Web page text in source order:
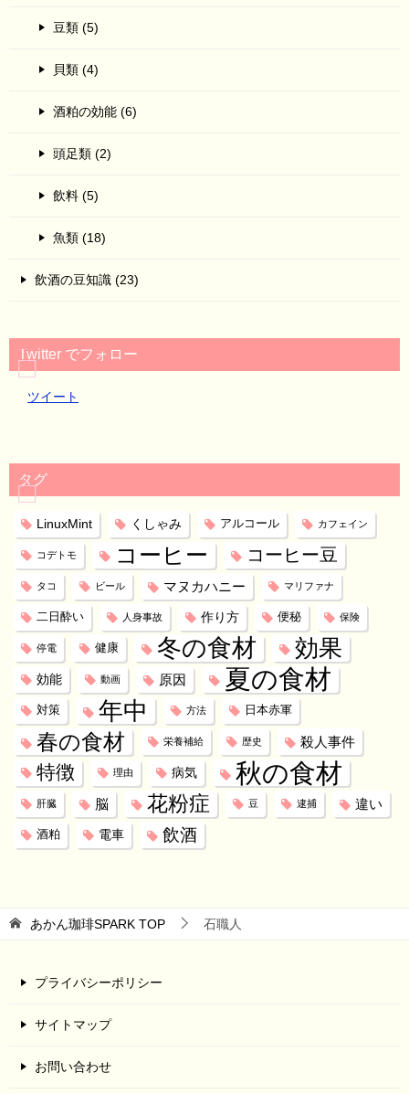
豆類 (5)
貝類 (4)
酒粕の効能 (6)
頭足類 (2)
飲料 (5)
魚類 (18)
飲酒の豆知識 (23)
Twitter でフォロー
ツイート
タグ
LinuxMint くしゃみ アルコール カフェイン
コデトモ コーヒー コーヒー豆
タコ ビール マヌカハニー マリファナ
二日酔い 人身事故 作り方 便秘 保険
停電 健康 冬の食材 効果
効能 動画 原因 夏の食材
対策 年中 方法 日本赤軍
春の食材 栄養補給 歴史 殺人事件
特徴 理由 病気 秋の食材
肝臓 脳 花粉症 豆 逮捕 違い
酒粕 電車 飲酒
あかん珈琲SPARK TOP 石職人
プライバシーポリシー
サイトマップ
お問い合わせ